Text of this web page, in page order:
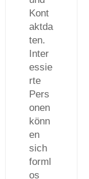
Kont
aktda
ten.
Inter
essie
rte
Pers
onen
könn
en
sich
forml
os